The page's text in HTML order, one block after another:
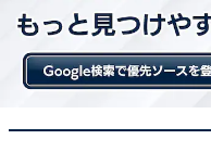
しそうなると、アドバ
がポイントとなりそう
◆帝京大学